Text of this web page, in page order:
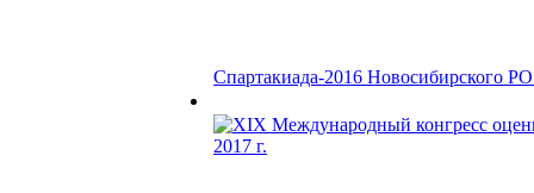
Спартакиада-2016 Новосибирского